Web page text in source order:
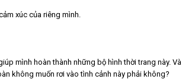
xúc của riêng mình.
mình hoàn thành những bộ hình thời trang này. Và
không muốn rơi vào tình cảnh này phải không?